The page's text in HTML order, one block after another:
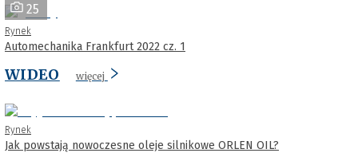
25
Rynek
Automechanika Frankfurt 2022 cz. 1
WIDEO więcej
Rynek
Jak powstają nowoczesne oleje silnikowe ORLEN OIL?